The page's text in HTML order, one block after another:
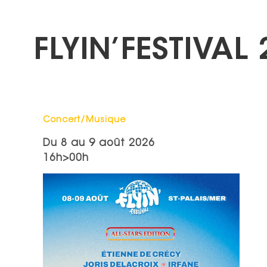
Catégorie : "
Concert/Musique
Du 8 au 9 août 2026
16h>00h